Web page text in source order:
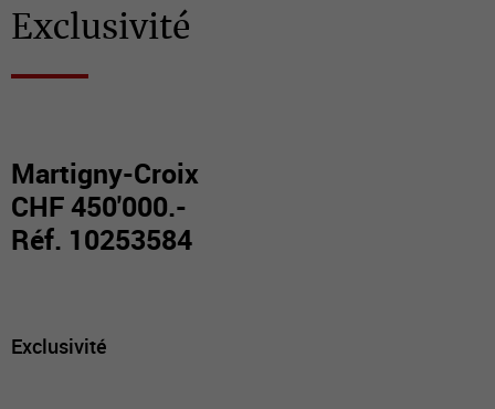
Exclusivité
Martigny-Croix
CHF 450'000.-
Réf. 10253584
Exclusivité